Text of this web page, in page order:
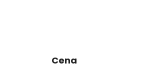
Cena